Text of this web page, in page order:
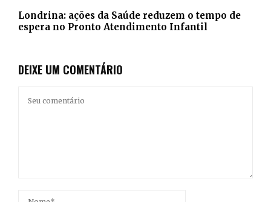
Londrina: ações da Saúde reduzem o tempo de
espera no Pronto Atendimento Infantil
DEIXE UM COMENTÁRIO